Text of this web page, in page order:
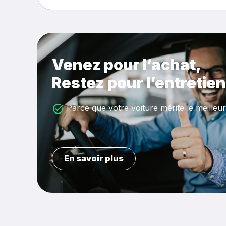
Venez pour l’achat,
Restez pour
Parce que votre voiture mérite le meilleur
En savoir plus